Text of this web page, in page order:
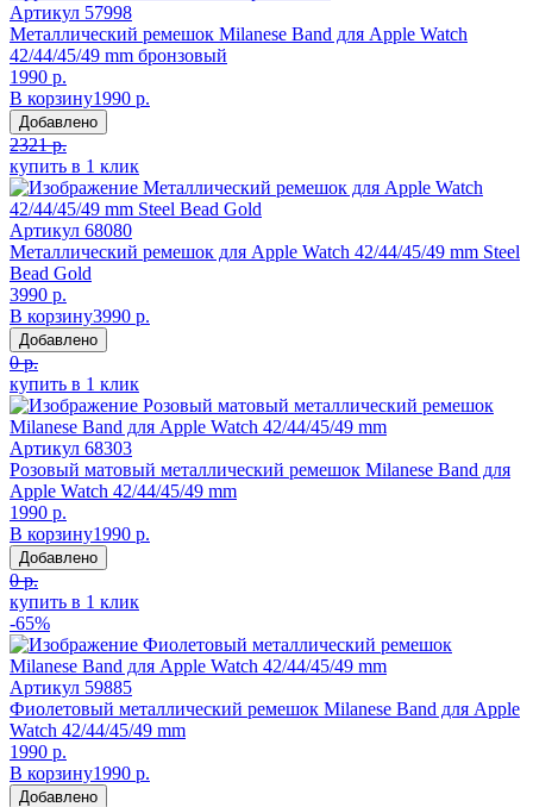
Артикул 57998
Металлический ремешок Milanese Band для Apple Watch
42/44/45/49 mm бронзовый
1990 р.
В корзину1990 р.
Добавлено
2321 р.
купить в 1 клик
Артикул 68080
Металлический ремешок для Apple Watch 42/44/45/49 mm Steel
Bead Gold
3990 р.
В корзину3990 р.
Добавлено
0 р.
купить в 1 клик
Артикул 68303
Розовый матовый металлический ремешок Milanese Band для
Apple Watch 42/44/45/49 mm
1990 р.
В корзину1990 р.
Добавлено
0 р.
купить в 1 клик
-65%
Артикул 59885
Фиолетовый металлический ремешок Milanese Band для Apple
Watch 42/44/45/49 mm
1990 р.
В корзину1990 р.
Добавлено